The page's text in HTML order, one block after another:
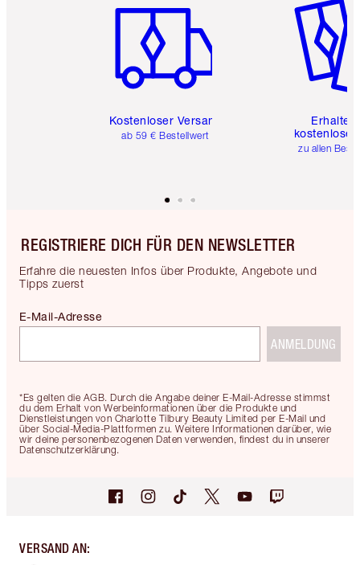
Kostenloser Versand
ab 59 € Bestellwert
Erhalte
kostenlose
zu allen
REGISTRIERE DICH FÜR DEN NEWSLETTER
Erfahre die neuesten Infos über Produkte, Angebote und
Tipps zuerst
*Es gelten die AGB. Durch die Angabe deiner E-Mail-Adresse stimmst
du dem Erhalt von Werbeinformationen über die Produkte und
Dienstleistungen von Charlotte Tilbury Beauty Limited per E-Mail und
über Social-Media-Plattformen zu. Weitere Informationen darüber, wie
wir deine personenbezogenen Daten verwenden, findest du in unserer
Datenschutzerklärung.
E-Mail-Adresse
ANMELDUNG
VERSAND AN: